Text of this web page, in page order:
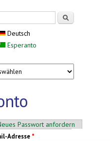
Deutsch
Esperanto
Passwort anfordern
Adresse *